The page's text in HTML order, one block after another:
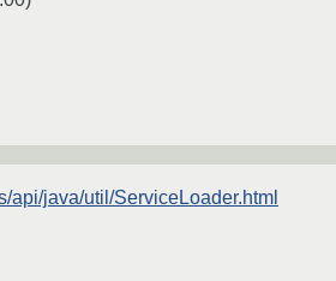
api/java/util/ServiceLoader.html